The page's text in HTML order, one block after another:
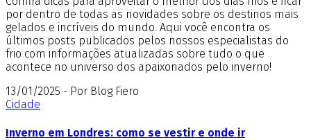
por dentro de todas as novidades sobre os destinos mais
gelados e incríveis do mundo. Aqui você encontra os
últimos posts publicados pelos nossos especialistas do
frio com informações atualizadas sobre tudo o que
acontece no universo dos apaixonados pelo inverno!
13/01/2025 - Por Blog Fiero
Cidade
Inverno em Londres: como se vestir e onde ir